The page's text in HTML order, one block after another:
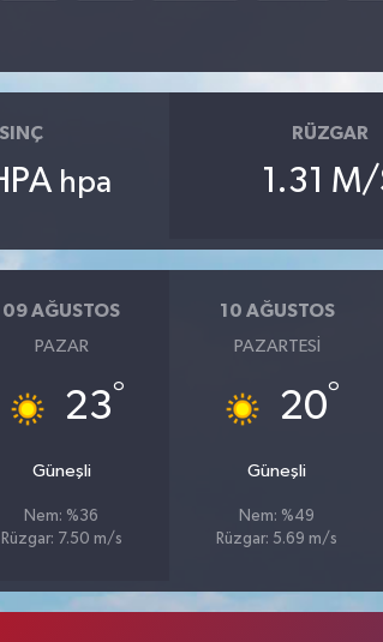
hpa
RÜZGAR
1.31 M/
09 AĞUSTOS
PAZAR
23°
Güneşli
Nem: %36
Rüzgar: 7.50 m/s
10 AĞUSTOS
PAZARTESI
20°
Güneşli
Nem: %49
Rüzgar: 5.69 m/s